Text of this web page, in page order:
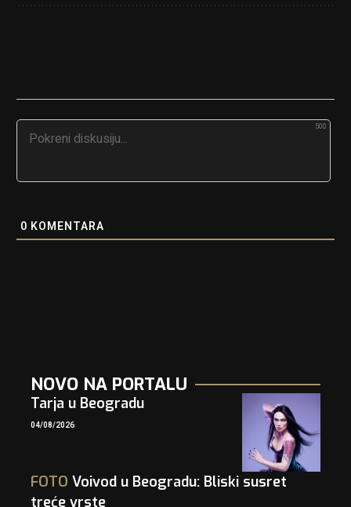
500
0 KOMENTARA
NOVO NA PORTALU
Tarja u Beogradu
04/08/2026
FOTO Voivod u Beogradu: Bliski susret
treće vrste